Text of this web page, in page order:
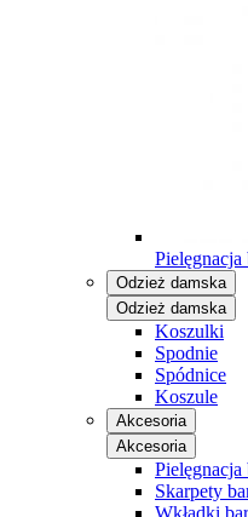
Odzież damska
Odzież damska
Koszulki
Spodnie
Spódnice
Koszule
Akcesoria
Akcesoria
Skarpety
Wkładki